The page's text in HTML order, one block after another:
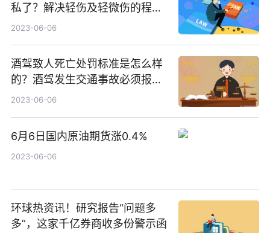
私了？解决轻伤及轻微伤的程序
是什么？
2023-06-06
酒驾致人死亡处罚标准是怎么样
的？酒驾发生交通事故必须报警
吗？_今日讯
2023-06-06
6月6日国内原油期货涨0.4%
2023-06-06
环球热资讯！研究报告“问题多
多”，这家千亿券商收多份警示函